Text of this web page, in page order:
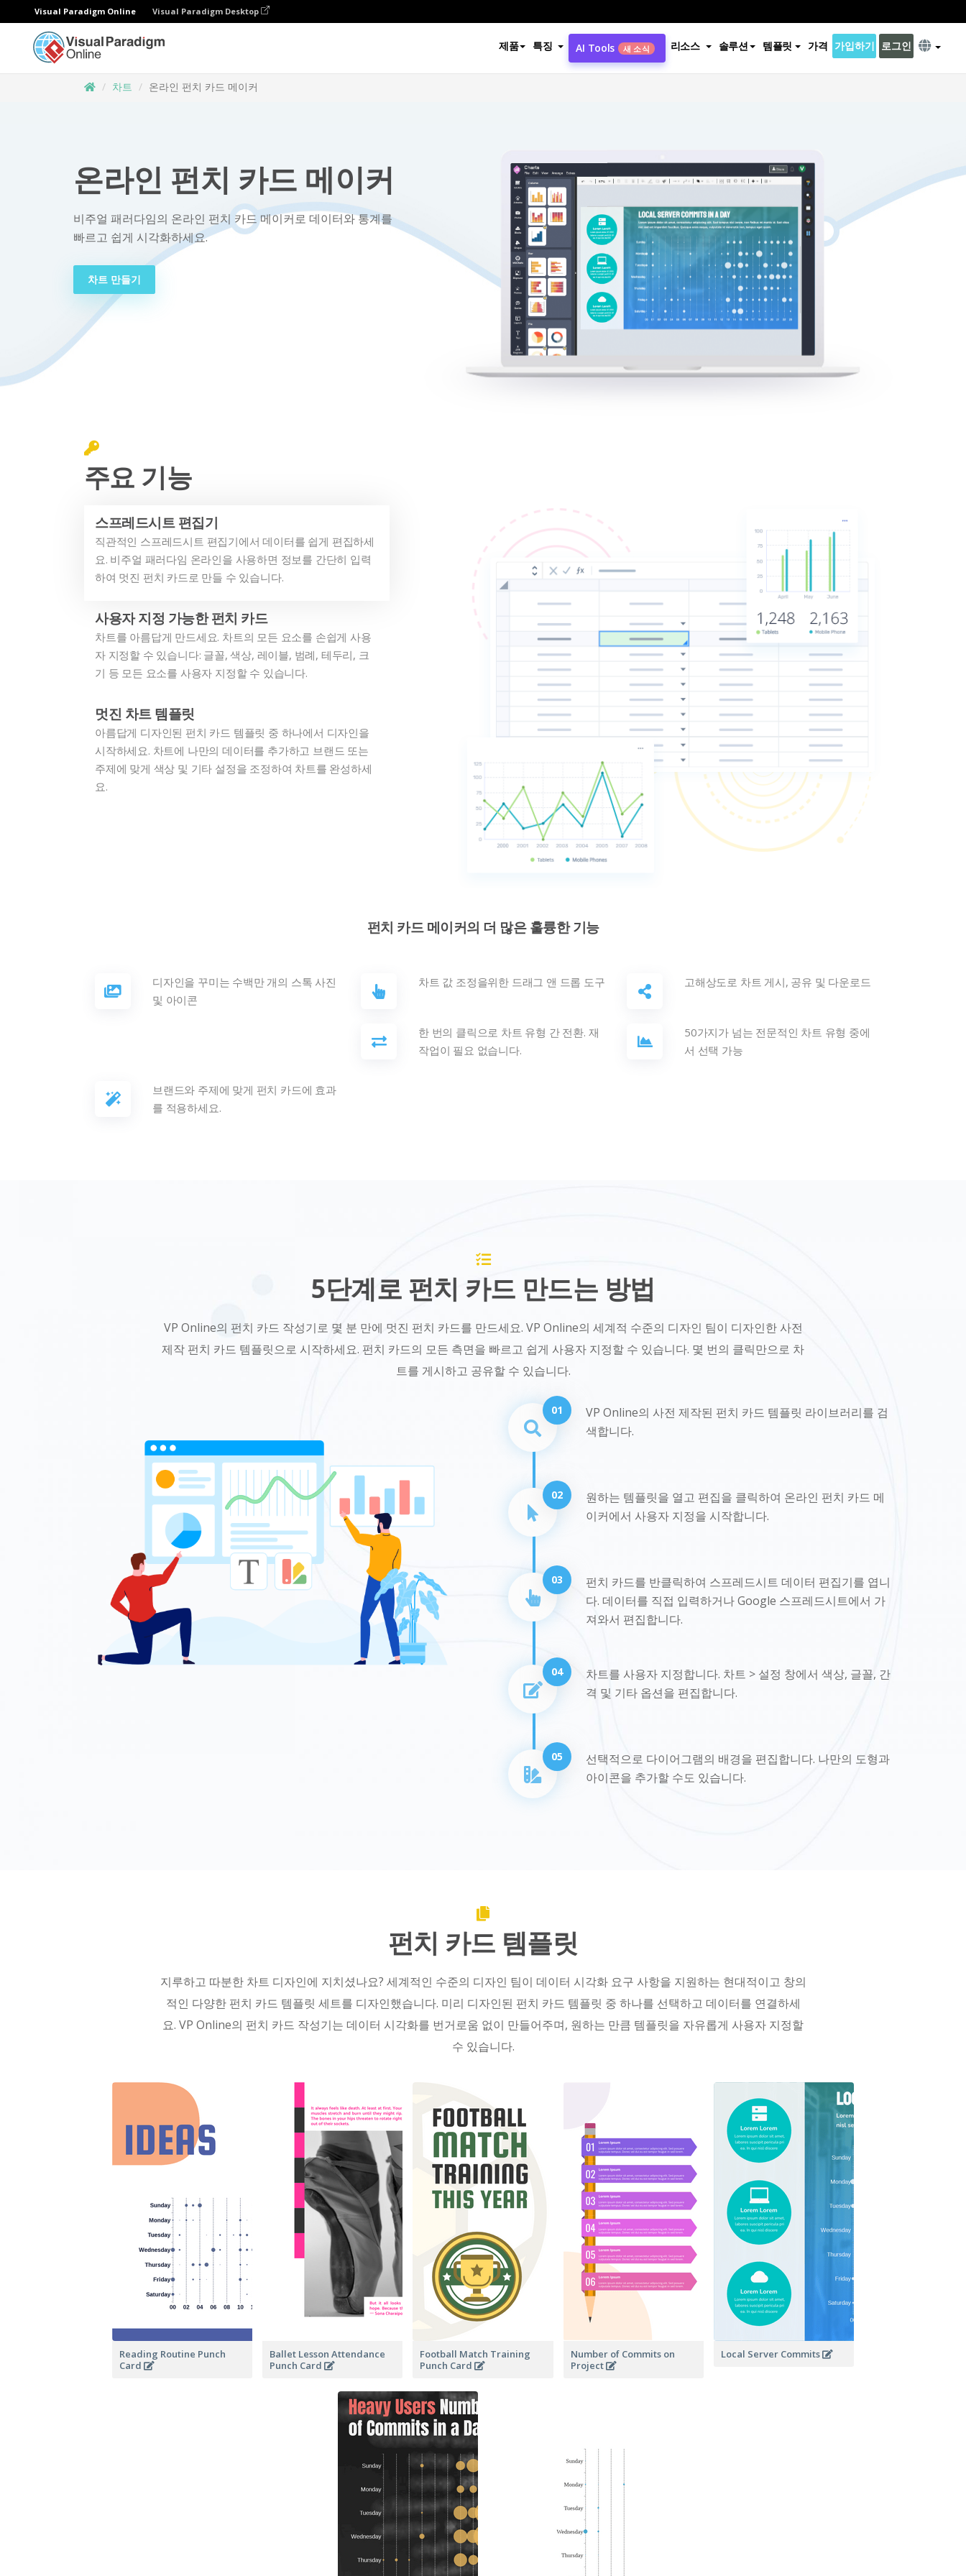
Visual Paradigm Online Visual Paradigm Desktop
제품 특징 AI Tools 새 소식 리소스 솔루션 템플릿 가격 가입하기 로그인
차트 온라인 펀치 카드 메이커
온라인 펀치 카드 메이커
비주얼 패러다임의 온라인 펀치 카드 메이커로 데이터와 통계를
빠르고 쉽게 시각화하세요.
차트 만들기
주요 기능
스프레드시트 편집기
직관적인 스프레드시트 편집기에서 데이터를 쉽게 편집하세
요. 비주얼 패러다임 온라인을 사용하면 정보를 간단히 입력
하여 멋진 펀치 카드로 만들 수 있습니다.
사용자 지정 가능한 펀치 카드
차트를 아름답게 만드세요. 차트의 모든 요소를 손쉽게 사용
자 지정할 수 있습니다: 글꼴, 색상, 레이블, 범례, 테두리, 크
기 등 모든 요소를 사용자 지정할 수 있습니다.
멋진 차트 템플릿
아름답게 디자인된 펀치 카드 템플릿 중 하나에서 디자인을
시작하세요. 차트에 나만의 데이터를 추가하고 브랜드 또는
주제에 맞게 색상 및 기타 설정을 조정하여 차트를 완성하세
요.
펀치 카드 메이커의 더 많은 훌륭한 기능
디자인을 꾸미는 수백만 개의 스톡 사진
및 아이콘
차트 값 조정을위한 드래그 앤 드롭 도구 고해상도로 차트 게시, 공유 및 다운로드
한 번의 클릭으로 차트 유형 간 전환. 재
작업이 필요 없습니다.
50가지가 넘는 전문적인 차트 유형 중에
서 선택 가능
브랜드와 주제에 맞게 펀치 카드에 효과
를 적용하세요.
5단계로 펀치 카드 만드는 방법
VP Online의 펀치 카드 작성기로 몇 분 만에 멋진 펀치 카드를 만드세요. VP Online의 세계적 수준의 디자인 팀이 디자인한 사전
제작 펀치 카드 템플릿으로 시작하세요. 펀치 카드의 모든 측면을 빠르고 쉽게 사용자 지정할 수 있습니다. 몇 번의 클릭만으로 차
트를 게시하고 공유할 수 있습니다.
01
VP Online의 사전 제작된 펀치 카드 템플릿 라이브러리를 검
색합니다.
02
원하는 템플릿을 열고 편집을 클릭하여 온라인 펀치 카드 메
이커에서 사용자 지정을 시작합니다.
03
펀치 카드를 반클릭하여 스프레드시트 데이터 편집기를 엽니
다. 데이터를 직접 입력하거나 Google 스프레드시트에서 가
져와서 편집합니다.
04
차트를 사용자 지정합니다. 차트 > 설정 창에서 색상, 글꼴, 간
격 및 기타 옵션을 편집합니다.
05
선택적으로 다이어그램의 배경을 편집합니다. 나만의 도형과
아이콘을 추가할 수도 있습니다.
펀치 카드 템플릿
지루하고 따분한 차트 디자인에 지치셨나요? 세계적인 수준의 디자인 팀이 데이터 시각화 요구 사항을 지원하는 현대적이고 창의
적인 다양한 펀치 카드 템플릿 세트를 디자인했습니다. 미리 디자인된 펀치 카드 템플릿 중 하나를 선택하고 데이터를 연결하세
요. VP Online의 펀치 카드 작성기는 데이터 시각화를 번거로움 없이 만들어주며, 원하는 만큼 템플릿을 자유롭게 사용자 지정할
수 있습니다.
Reading Routine Punch
Card
Ballet Lesson Attendance
Punch Card
Football Match Training
Punch Card
Number of Commits on
Project
Local Server Commits